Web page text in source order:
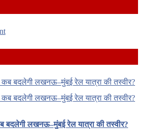
लखनऊ–मुंबई रेल यात्रा की तस्वीर?